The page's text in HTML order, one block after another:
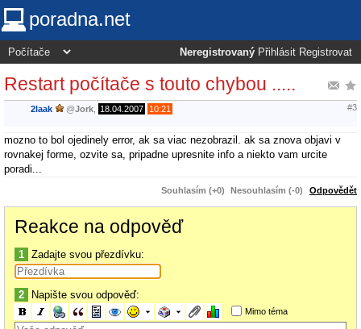
poradna.net
Neregistrovaný Přihlásit Registrovat
Restart počítače s touto chybou .....
2laak @Jork 18.04.2007 10:21 #3
mozno to bol ojedinely error, ak sa viac nezobrazil. ak sa znova objavi v
rovnakej forme, ozvite sa, pripadne upresnite info a niekto vam urcite
poradi...
Souhlasím (+0) Nesouhlasím (-0) Odpovědět
Reakce na odpověď
1 Zadajte svou přezdívku:
2 Napište svou odpověď:
Mimo téma